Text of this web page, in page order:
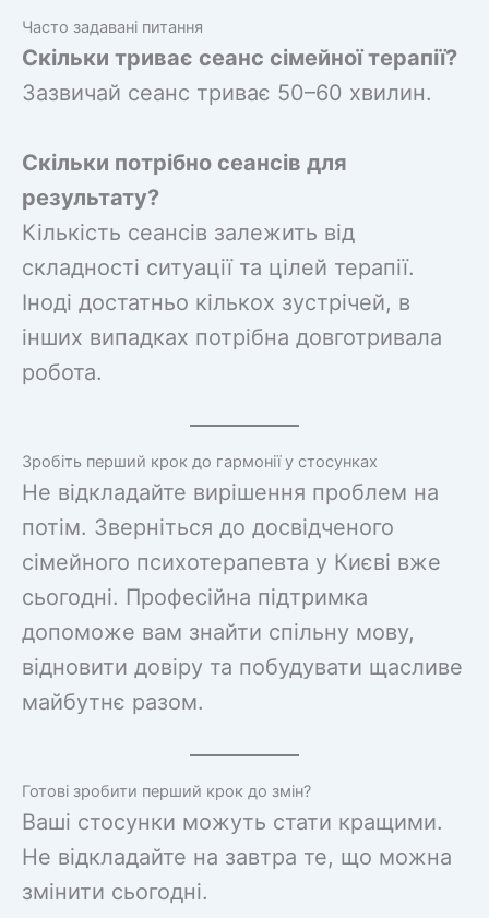
Часто задавані питання
Скільки триває сеанс сімейної терапії?
Зазвичай сеанс триває 50–60 хвилин.
Скільки потрібно сеансів для
результату?
Кількість сеансів залежить від
складності ситуації та цілей терапії.
Іноді достатньо кількох зустрічей, в
інших випадках потрібна довготривала
робота.
Зробіть перший крок до гармонії у стосунках
Не відкладайте вирішення проблем на
потім. Зверніться до досвідченого
сімейного психотерапевта у Києві вже
сьогодні. Професійна підтримка
допоможе вам знайти спільну мову,
відновити довіру та побудувати щасливе
майбутнє разом.
Готові зробити перший крок до змін?
Ваші стосунки можуть стати кращими.
Не відкладайте на завтра те, що можна
змінити сьогодні.